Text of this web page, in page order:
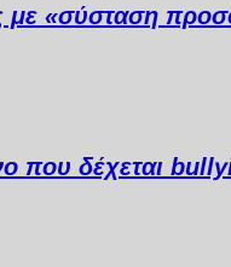
με «σύσταση
που δέχεται